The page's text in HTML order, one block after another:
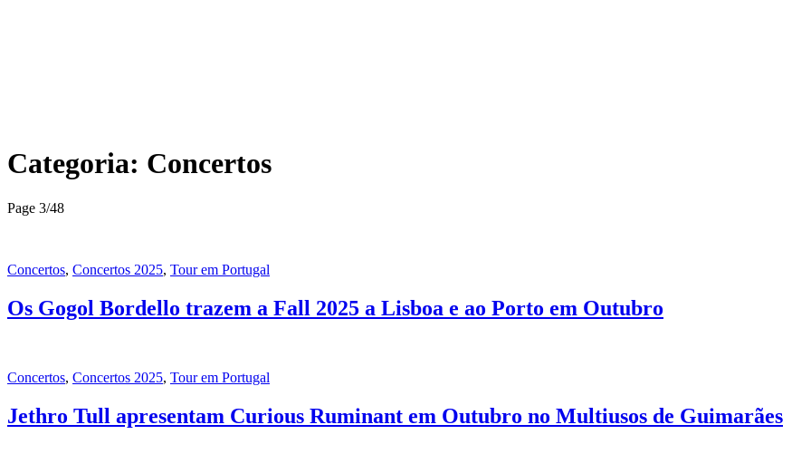
Categoria: Concertos
Page 3/48
Concertos, Concertos 2025, Tour em Portugal
Os Gogol Bordello trazem a Fall 2025 a Lisboa e ao Porto em Outubro
Concertos, Concertos 2025, Tour em Portugal
Jethro Tull apresentam Curious Ruminant em Outubro no Multiusos de Guimarães